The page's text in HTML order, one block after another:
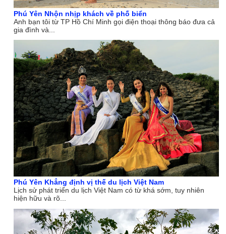
Phú Yên Nhộn nhịp khách về phố biển
Anh bạn tôi từ TP Hồ Chí Minh gọi điện thoại thông báo đưa cả
gia đình và...
Phú Yên Khẳng định vị thế du lịch Việt Nam
Lịch sử phát triển du lịch Việt Nam có từ khá sớm, tuy nhiên
hiện hữu và rõ...